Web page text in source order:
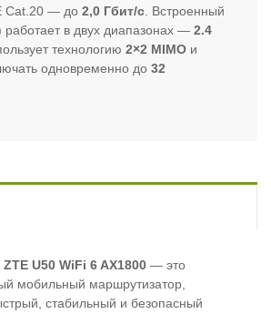
Cat.20 — до 2,0 Гбит/с . Встроенный
работает в двух диапазонах — 2.4
технологию 2×2 MIMO и
одновременно до 32
U50 WiFi 6 AX1800 — это
мобильный маршрутизатор,
стабильный и безопасный